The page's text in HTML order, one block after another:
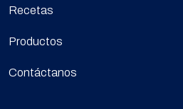
Recetas
Productos
Contáctanos